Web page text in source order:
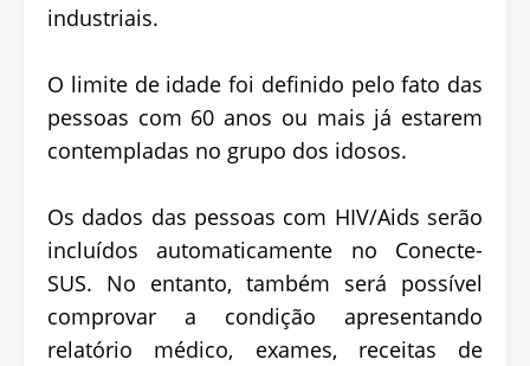
industriais.
O limite de idade foi definido pelo fato das
pessoas com 60 anos ou mais já estarem
contempladas no grupo dos idosos.
Os dados das pessoas com HIV/Aids serão
incluídos automaticamente no Conecte-
SUS. No entanto, também será possível
comprovar a condição apresentando
relatório médico, exames, receitas de